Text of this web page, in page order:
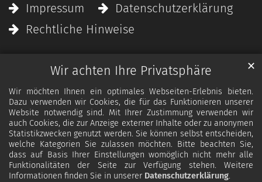
Wir achten Ihre Privatsphäre
Wir möchten Ihnen ein optimales Webseiten-Erlebnis bieten.
Dazu verwenden wir Cookies, die für das Funktionieren unserer
Website notwendig sind. Mit Ihrer Zustimmung verwenden wir
auch Cookies, die zur Anzeige externer Inhalte oder zu anonymen
Statistikzwecken genutzt werden. Sie können selbst entscheiden,
welche Kategorien Sie zulassen möchten. Bitte beachten Sie,
dass auf Basis Ihrer Einstellungen womöglich nicht mehr alle
Funktionalitäten der Seite zur Verfügung stehen. Weitere
Informationen finden Sie in unserer Datenschutzerklärung.
✕
Impressum
Datenschutzerklärung
Rechtliche Hinweise